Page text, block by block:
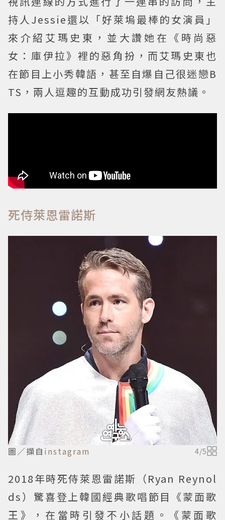
持人Jessie還以「好萊塢最棒的女演員」
來介紹艾瑪史東，並大讚她在《時尚惡
女：庫伊拉》裡的惡角扮，而艾瑪史東也
在節目上小秀韓語，甚至自爆自己很迷戀B
TS，兩人逗趣的互動成功引發網友熱議。
死侍萊恩雷諾斯
圖／擷自 instagram 4/5
2018年時死侍萊恩雷諾斯（Ryan Reynol
ds）驚喜登上韓國經典歌唱節目《蒙面歌
王》，在當時引發不小話題。《蒙面歌